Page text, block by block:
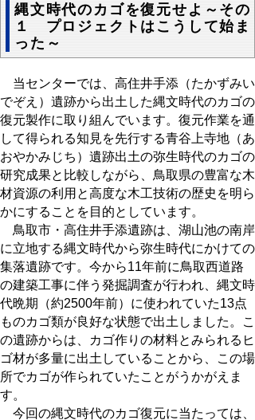
縄文時代のカゴを復元せよ～その
１ プロジェクトはこうして始ま
った～
当センターでは、高住井手添（たかずみい
でぞえ）遺跡から出土した縄文時代のカゴの
復元製作に取り組んでいます。復元作業を通
して得られる知見を先行する青谷上寺地（あ
おやかみじち）遺跡出土の弥生時代のカゴの
研究成果と比較しながら、鳥取県の豊富な木
材資源の利用と高度な木工技術の歴史を明ら
かにすることを目的としています。
鳥取市・高住井手添遺跡は、湖山池の南岸
に立地する縄文時代から弥生時代にかけての
集落遺跡です。今から11年前に鳥取西道路
の建築工事に伴う発掘調査が行われ、縄文時
代晩期（約2500年前）に使われていた13点
ものカゴ類が良好な状態で出土しました。こ
の遺跡からは、カゴ作りの材料とみられるヒ
ゴ材が多量に出土していることから、この場
所でカゴが作られていたことがうかがえま
す。
今回の縄文時代のカゴ復元に当たっては、